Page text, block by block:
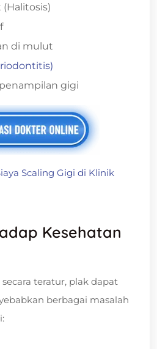
di mulut
gigi
Scaling Gigi di Klinik
Kesehatan
teratur, plak dapat
berbagai masalah